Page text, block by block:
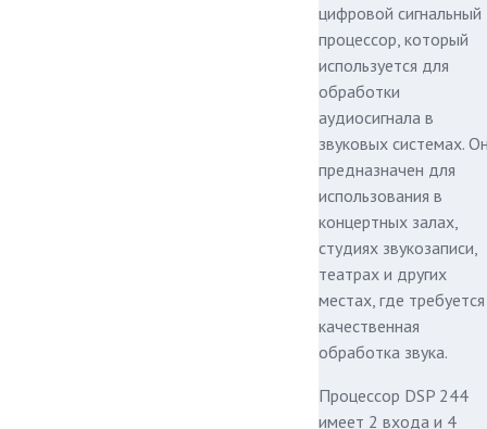
цифровой сигнальный
процессор, который
используется для
обработки
аудиосигнала в
звуковых системах.
предназначен для
использования в
концертных залах,
студиях звукозаписи,
театрах и других
местах, где требуется
качественная
обработка звука.
Процессор DSP 244
имеет 2 входа и 4